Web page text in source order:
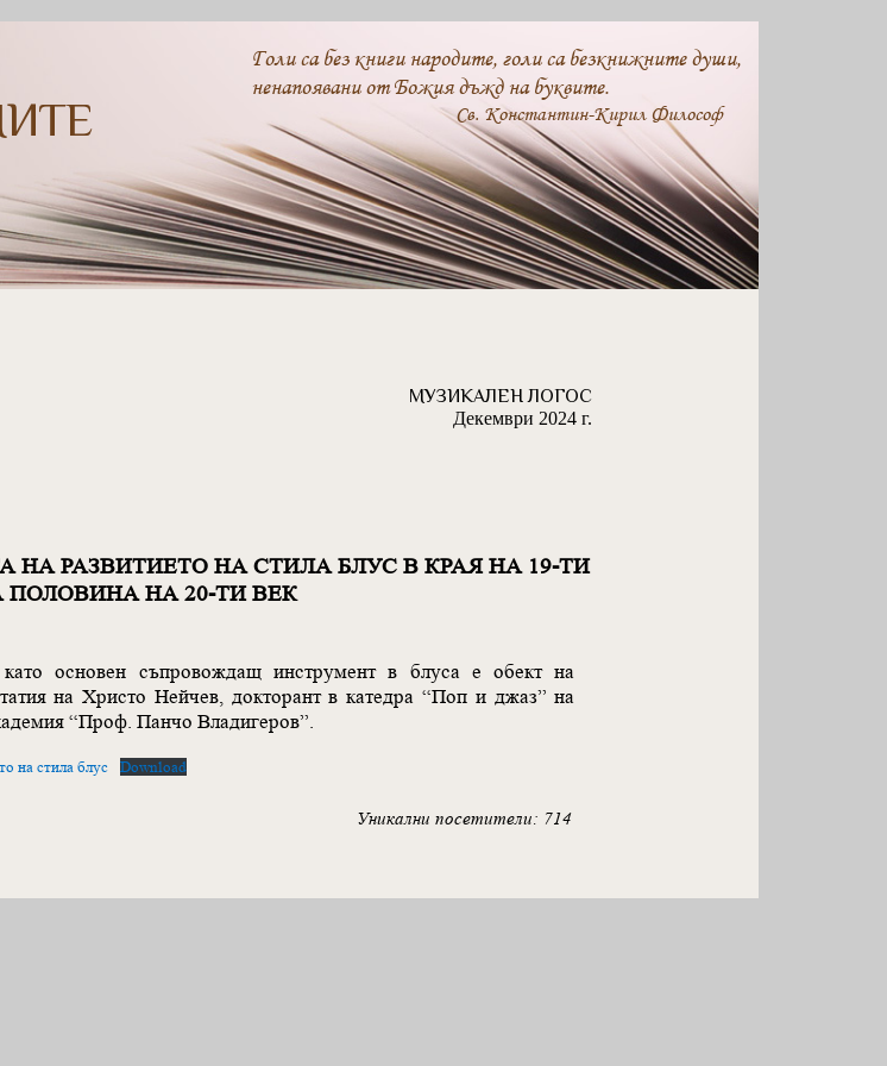
Голи са без книги народите, голи са безкнижните души,
ненапоявани от Божия дъжд на буквите.
Св. Константин-Кирил Философ
МУЗИКАЛЕН ЛОГОС
Декември 2024 г.
НА РАЗВИТИЕТО НА СТИЛА БЛУС В КРАЯ НА 19-ТИ
ПОЛОВИНА НА 20-ТИ ВЕК
като основен съпровождащ инструмент в блуса е обект на
на Христо Нейчев, докторант в катедра “Поп и джаз” на
“Проф. Панчо Владигеров”.
на стила блус Download
Уникални посетители: 714